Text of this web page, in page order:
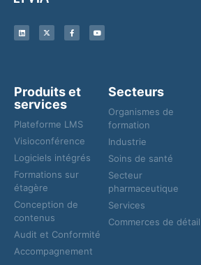
Produits et
services
Plateforme LMS
Visioconférence
Logiciels intégrés
Formations sur
étagère
Conception de
contenus
Audit et Conformité
Accompagnement
Secteurs
Organismes de
formation
Industrie
Soins de santé
Secteur
pharmaceutique
Services
Commerces de détail